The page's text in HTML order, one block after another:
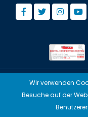
©
Artmodern UG
Wir verwenden
Besuche auf der